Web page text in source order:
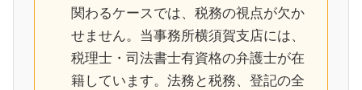
関わるケースでは、税務の視点が欠か
せません。当事務所横須賀支店には、
税理士・司法書士有資格の弁護士が在
籍しています。法務と税務、登記の全